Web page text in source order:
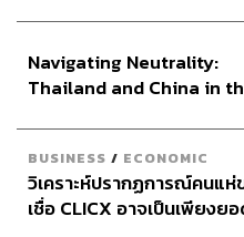
สวยงามเพียงพอกับพื้นที่ 5
เคลื่อนไหวอย่างละเอียด ไป
ทำไมเอไลซาถึงต้องใส่รอง
กระทั่งบทสุดท้ายในหน้ากระ
ภาพยนตร์ไม่มีทางได้รับรู้ คือ
Navigating Neutrality:
Thailand and China in
BUSINESS / ECONOMIC
วิเคราะห์ปรากฏการณ์คนแ
เชื่อ CLICX อาจเป็นเพียงย